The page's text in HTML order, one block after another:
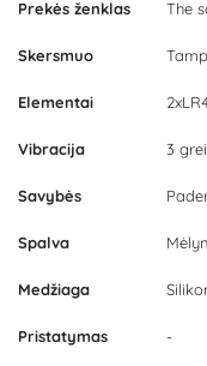
Prekės ženklas The
Skersmuo
Elementai
Vibracija 3
Savybės
Spalva
Medžiaga
Pristatymas -